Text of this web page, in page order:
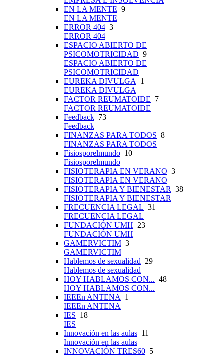
EN LA MENTE 9
EN LA MENTE
ERROR 404 3
ERROR 404
ESPACIO ABIERTO DE
PSICOMOTRICIDAD 9
ESPACIO ABIERTO DE
PSICOMOTRICIDAD
EUREKA DIVULGA
1
EUREKA DIVULGA
FACTOR REUMATOIDE 7
FACTOR REUMATOIDE
Feedback 73
Feedback
FINANZAS PARA TODOS 8
FINANZAS PARA TODOS
Fisiosporelmundo 10
Fisiosporelmundo
FISIOTERAPIA EN VERANO 3
FISIOTERAPIA EN VERANO
FISIOTERAPIA Y BIENESTAR 38
FISIOTERAPIA Y BIENESTAR
FRECUENCIA LEGAL 31
FRECUENCIA LEGAL
FUNDACIÓN UMH 23
FUNDACIÓN UMH
GAMERVICTIM 3
GAMERVICTIM
Hablemos de sexualidad 29
Hablemos de sexualidad
HOY HABLAMOS CON... 48
HOY HABLAMOS CON...
IEEEn ANTENA
1
IEEEn ANTENA
IES 18
IES
Innovación en las aulas 11
Innovación en las aulas
INNOVACIÓN TRES60 5